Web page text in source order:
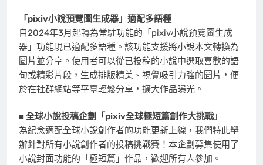
「pixiv小說預覽圖生成器」適配多語種
自2024年3月起轉為常駐功能的「pixiv小說預覽圖生成
器」功能現已適配多語種。該功能支援將小說本文轉換為
圖片並分享。使用者可以從已投稿的小說中選取喜歡的語
句或精彩片段，生成排版精美、視覺吸引力強的圖片，便
於在社群網站等平臺輕鬆分享，擴大作品曝光。
■全球小說投稿企劃「pixiv全球極短篇創作大挑戰」
為紀念適配全球小說創作者的功能更新上線，我們特此舉
辦針對所有小說創作者的投稿挑戰賽！本企劃募集使用了
小說封面功能的「極短篇」作品，歡迎所有人參加。